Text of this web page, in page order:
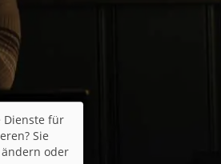
Dienste für
Sie
oder